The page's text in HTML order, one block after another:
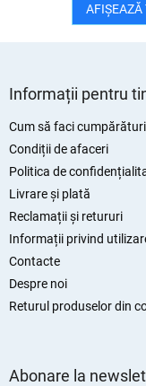
AFIŞEAZĂ
Informații pentru
Cum să faci cumpărături
Condiții de afaceri
Politica de
Livrare și plată
Reclamații și retururi
Informații privind
Contacte
Despre noi
Returul produselor din
Abonare la